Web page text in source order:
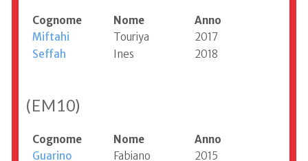
Cognome Nome
Anno
Miftahi
Touriya
2017
Seffah
Ines 2018
(EM10)
Cognome Nome
Anno
Guarino
Fabiano 2015